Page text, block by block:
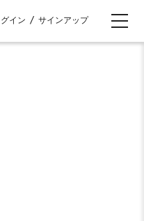
イン / サインアップ